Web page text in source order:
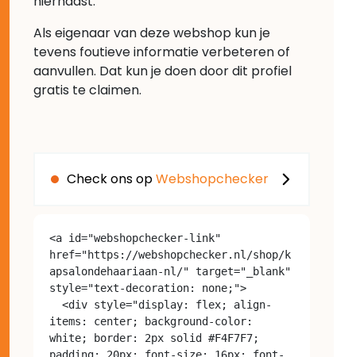
Als eigenaar van deze webshop kun je
tevens foutieve informatie verbeteren of
aanvullen. Dat kun je doen door dit profiel
gratis te claimen.
Check ons opWebshopchecker
<a id="webshopchecker-link"
href="https://webshopchecker.nl/shop/k
apsalondehaariaan-nl/" target="_blank"
style="text-decoration: none;">
items: center; background-color:
white; border: 2px solid #F4F7F7;
padding: 20px; font-size: 16px; font-